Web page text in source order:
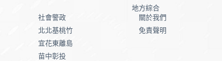
地方綜合
社會警政
北北基桃竹
宜花東離島
苗中彰投
關於我們
免責聲明